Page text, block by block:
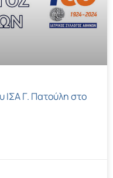
ΙΣΑ Γ. Πατούλη στο